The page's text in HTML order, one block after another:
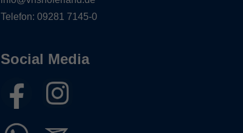
Telefon: 09281 7145-0
Social Media